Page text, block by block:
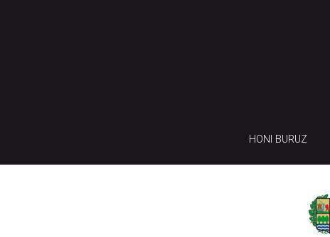
HONI BURUZ